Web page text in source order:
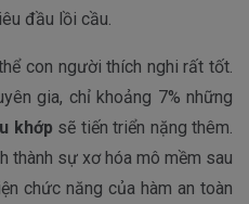
đầu lồi cầu.
con người thích nghi rất tốt.
gia, chỉ khoảng 7% những
khớp sẽ tiến triển nặng thêm.
thành sự xơ hóa mô mềm sau
chức năng của hàm an toàn